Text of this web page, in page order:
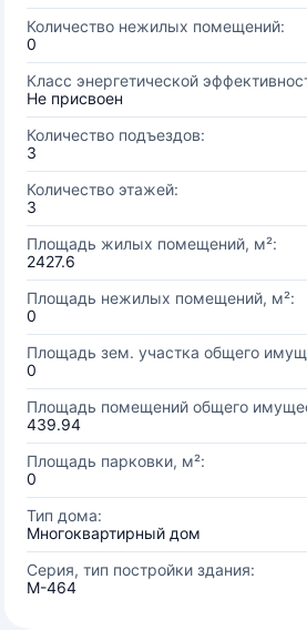
Количество нежилых помещений:
0
Класс энергетической
Не присвоен
Количество подъездов:
3
Количество этажей:
3
Площадь жилых помещений, м²:
2427.6
Площадь нежилых помещений, м²:
0
Площадь зем. участка общего
0
Площадь помещений общего
439.94
Площадь парковки, м²:
0
Тип дома:
Многоквартирный дом
Серия, тип постройки здания:
М-464